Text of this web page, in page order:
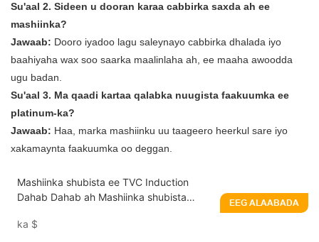
Su'aal 2. Sideen u dooran karaa cabbirka saxda ah ee
mashiinka?
Jawaab: Dooro iyadoo lagu saleynayo cabbirka dhalada iyo
baahiyaha wax soo saarka maalinlaha ah, ee maaha awoodda
ugu badan.
Su'aal 3. Ma qaadi kartaa qalabka nuugista faakuumka ee
platinum-ka?
Jawaab: Haa, marka mashiinku uu taageero heerkul sare iyo
xakamaynta faakuumka oo deggan.
Mashiinka shubista ee TVC Induction
Dahab Dahab ah Mashiinka shubista
Tignoolajiyada gariirka
ka $
EEG ALAABADA